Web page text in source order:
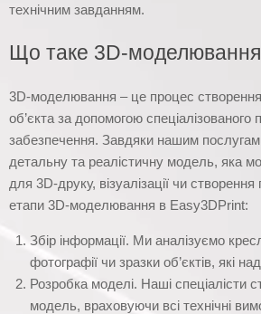
технічним завданням.
Що таке 3D-
3D-моделювання – це процес створення
об’єкта за допомогою спеціалізованого
забезпечення. Завдяки нашим
детальну та реалістичну модель, яка
для 3D-друку, візуалізації чи
етапи 3D-моделювання в Easy3DPrint:
Збір інформації. Ми аналізуємо
фотографії чи зразки об’єктів, які
Розробка моделі. Наші спеціалісти
модель, враховуючи всі технічні